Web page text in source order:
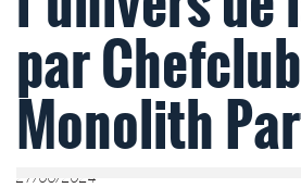
par
Monolith
27/06/2024